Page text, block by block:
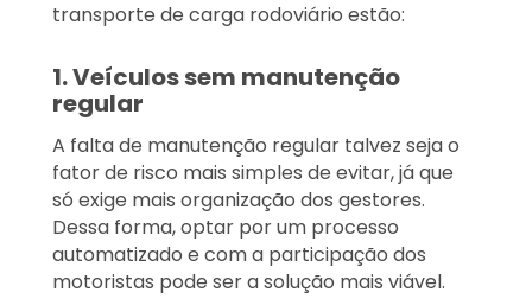
transporte de carga rodoviário estão:
1. Veículos sem manutenção
regular
A falta de manutenção regular talvez seja o
fator de risco mais simples de evitar, já que
só exige mais organização dos gestores.
Dessa forma, optar por um processo
automatizado e com a participação dos
motoristas pode ser a solução mais viável.